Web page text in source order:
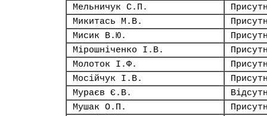
Мельничук С.П.
Микитась М.В.
Мисик В.Ю.
Мірошніченко І.В.
Молоток І.Ф.
Мосійчук І.В.
Мураєв Є.В.
Мушак О.П.